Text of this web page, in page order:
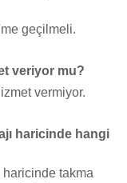
geçilmeli.
veriyor mu?
vermiyor.
haricinde hangi
haricinde takma